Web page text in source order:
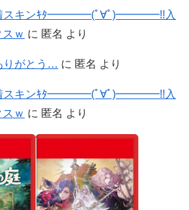
着スキンｷﾀ━━━━(ﾟ∀ﾟ)━━━━!!入
ｗ に 匿名 より
りがとう… に 匿名 より
着スキンｷﾀ━━━━(ﾟ∀ﾟ)━━━━!!入
ｗ に 匿名 より